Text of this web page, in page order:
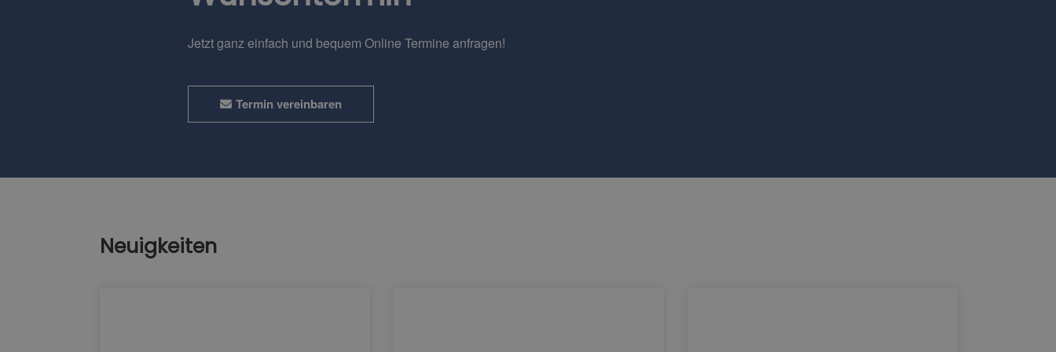
Jetzt ganz einfach und bequem Online Termine anfragen!
Termin vereinbaren
Neuigkeiten